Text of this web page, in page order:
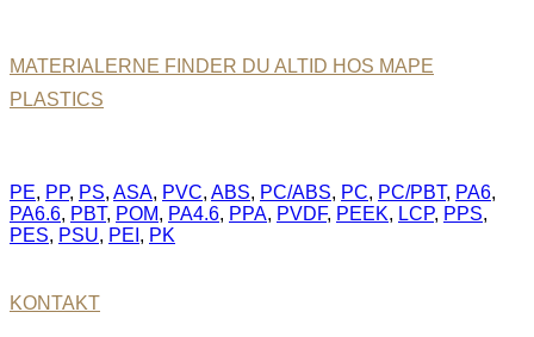
MATERIALERNE FINDER DU ALTID HOS MAPE
PLASTICS
PE, PP, PS, ASA, PVC, ABS, PC/ABS, PC, PC/PBT, PA6,
PA6.6, PBT, POM, PA4.6, PPA, PVDF, PEEK, LCP, PPS,
PES, PSU, PEI , PK
KONTAKT